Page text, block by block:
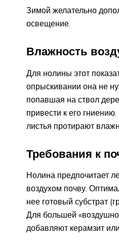
Зимой желательно
освещение.
Влажность
Для нолины этот
опрыскивании она не
попавшая на ствол
привести к его
листья протирают
Требования к
Нолина предпочитает
воздухом почву.
нее готовый субстрат
Для большей
добавляют керамзит